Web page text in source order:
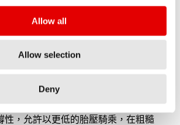
Allow all
Allow selection
Deny
：滾動阻力係數×重量×重力加速度。
，土壤。大多數這些因素不會受到輪
們仍可以改善輪胎支撐性。更寬的輪
性，允許以更低的胎壓騎乘，在粗糙